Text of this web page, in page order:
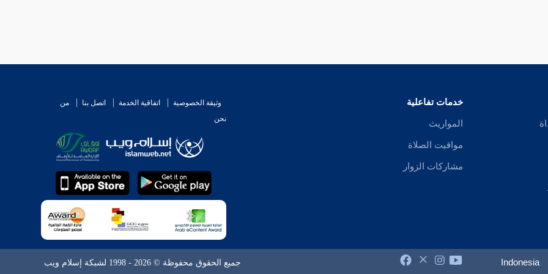
خدمات تفاعلية
المواريث
مواقيت الصلاة
مشاركات الزوار
وثيقة الخصوصية اتفاقية الخدمة اتصل بنا
من
نحن
Indonesia جميع الحقوق محفوظة © 2026 - 1998 لشبكة إسلام ويب